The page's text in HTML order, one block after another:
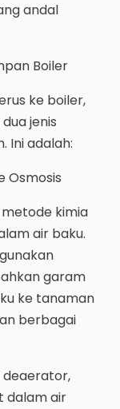
andal
Boiler
ke boiler,
jenis
Ini adalah:
Osmosis
kimia
air baku.
garam
ke tanaman
berbagai
deaerator,
dalam air